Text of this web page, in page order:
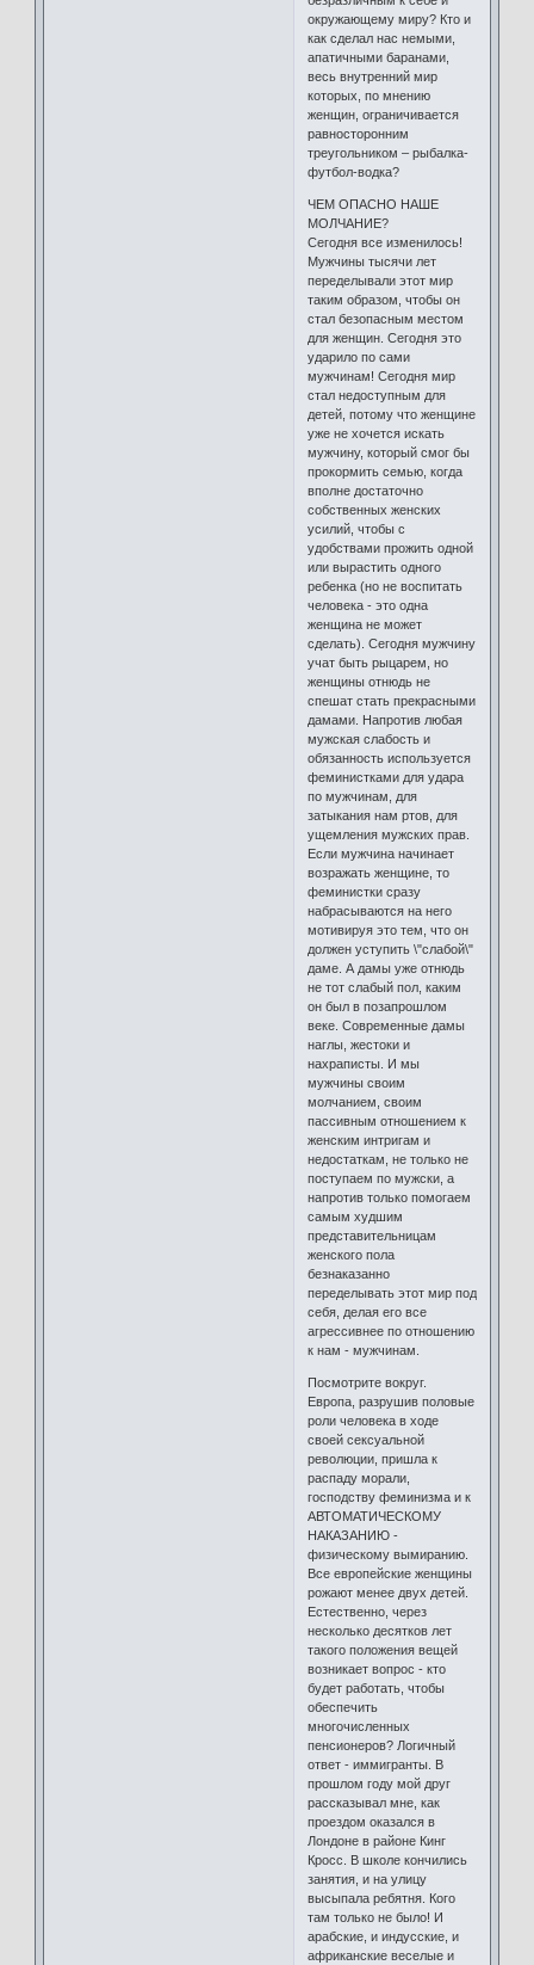
окружающему миру? Кто и
как сделал нас немыми,
апатичными баранами,
весь внутренний мир
которых, по мнению
женщин, ограничивается
равносторонним
треугольником – рыбалка-
футбол-водка?
ЧЕМ ОПАСНО НАШЕ
МОЛЧАНИЕ?
Сегодня все изменилось!
Мужчины тысячи лет
переделывали этот мир
таким образом, чтобы он
стал безопасным местом
для женщин. Сегодня это
ударило по сами
мужчинам! Сегодня мир
стал недоступным для
детей, потому что женщине
уже не хочется искать
мужчину, который смог бы
прокормить семью, когда
вполне достаточно
собственных женских
усилий, чтобы с
удобствами прожить одной
или вырастить одного
ребенка (но не воспитать
человека - это одна
женщина не может
сделать). Сегодня мужчину
учат быть рыцарем, но
женщины отнюдь не
спешат стать прекрасными
дамами. Напротив любая
мужская слабость и
обязанность используется
феминистками для удара
по мужчинам, для
затыкания нам ртов, для
ущемления мужских прав.
Если мужчина начинает
возражать женщине, то
феминистки сразу
набрасываются на него
мотивируя это тем, что он
должен уступить \"слабой\"
даме. А дамы уже отнюдь
не тот слабый пол, каким
он был в позапрошлом
веке. Современные дамы
наглы, жестоки и
нахраписты. И мы
мужчины своим
молчанием, своим
пассивным отношением к
женским интригам и
недостаткам, не только не
поступаем по мужски, а
напротив только помогаем
самым худшим
представительницам
женского пола
безнаказанно
переделывать этот мир под
себя, делая его все
агрессивнее по отношению
к нам - мужчинам.
Посмотрите вокруг.
Европа, разрушив половые
роли человека в ходе
своей сексуальной
революции, пришла к
распаду морали,
господству феминизма и к
АВТОМАТИЧЕСКОМУ
НАКАЗАНИЮ -
физическому вымиранию.
Все европейские женщины
рожают менее двух детей.
Естественно, через
несколько десятков лет
такого положения вещей
возникает вопрос - кто
будет работать, чтобы
обеспечить
многочисленных
пенсионеров? Логичный
ответ - иммигранты. В
прошлом году мой друг
рассказывал мне, как
проездом оказался в
Лондоне в районе Кинг
Кросс. В школе кончились
занятия, и на улицу
высыпала ребятня. Кого
там только не было! И
арабские, и индусские, и
африканские веселые и